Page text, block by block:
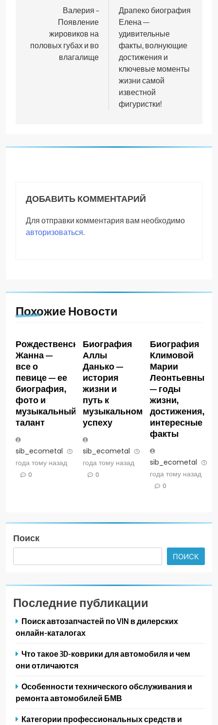
записям
Валерия –
Появление
жировиков на
половых губах и во
влагалище
Драпеко биография
Елена —
удивительные
факты, волнующие
достижения и
ключевые моменты
жизни самой
известной
фигуристки!
ДОБАВИТЬ КОММЕНТАРИЙ
Для отправки комментария вам необходимо
авторизоваться.
Похожие Новости
Рождественская
Жанна —
все о
певице — ее
биография,
фото и
музыкальный
талант
sib_ecometal
года тому назад
0
Биография
Аллы
Данько —
история
жизни и
путь к
музыкальному
успеху
sib_ecometal
года тому назад
0
Биография
Климовой
Марии
Леонтьевны
— годы
жизни,
достижения,
интересные
факты
sib_ecometal
года тому назад
0
Поиск
ПОИСК
Последние публикации
Поиск автозапчастей по VIN в дилерских
онлайн-каталогах
Что такое 3D-коврики для автомобиля и чем
они отличаются
Особенности технического обслуживания и
ремонта автомобилей БМВ
Категории профессиональных средств и